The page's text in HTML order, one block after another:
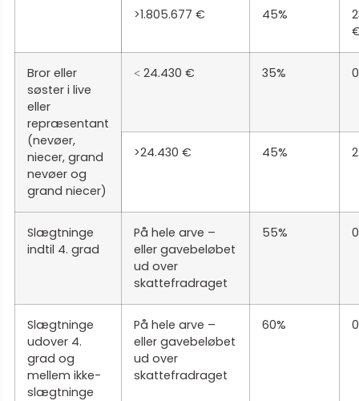
>1.805.677 € 45%
Bror eller
søster i live
eller
repræsentant
(nevøer,
niecer, grand
nevøer og
grand niecer)
˂ 24.430 € 35% 0
>24.430 € 45%
Slægtninge
indtil 4. grad
På hele arve –
eller gavebeløbet
ud over
skattefradraget
55% 0
Slægtninge
udover 4.
grad og
mellem ikke-
slægtninge
På hele arve –
eller gavebeløbet
ud over
skattefradraget
60% 0